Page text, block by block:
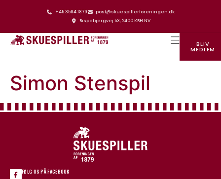
+45 3584 1879
post@skuespillerforeningen.dk
Bispebjergvej 53, 2400 KBH NV
BLIV
MEDLEM
Simon Stenspil
FØLG OS PÅ FACEBOOK